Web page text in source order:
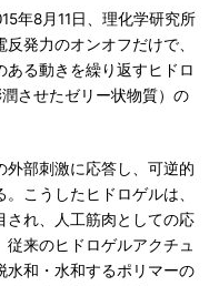
年8月11日、理化学研究所
発力のオンオフだけで、
る動きを繰り返すヒドロ
させたゼリー状物質）の
部刺激に応答し、可逆的
こうしたヒドロゲルは、
され、人工筋肉としての応
来のヒドロゲルアクチュ
水和・水和するポリマーの